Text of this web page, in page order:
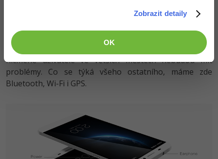
Zobrazit detaily
OK
LeTV One X600 disponuje konektivitou LTE, avšak chybí
mu frekvence 800 a 900 MHz, což je trochu škoda,
nicméně uživatelé ve větších městech nebudou mít
problémy. Co se týká všeho ostatního, máme zde
Bluetooth, Wi-Fi i GPS.